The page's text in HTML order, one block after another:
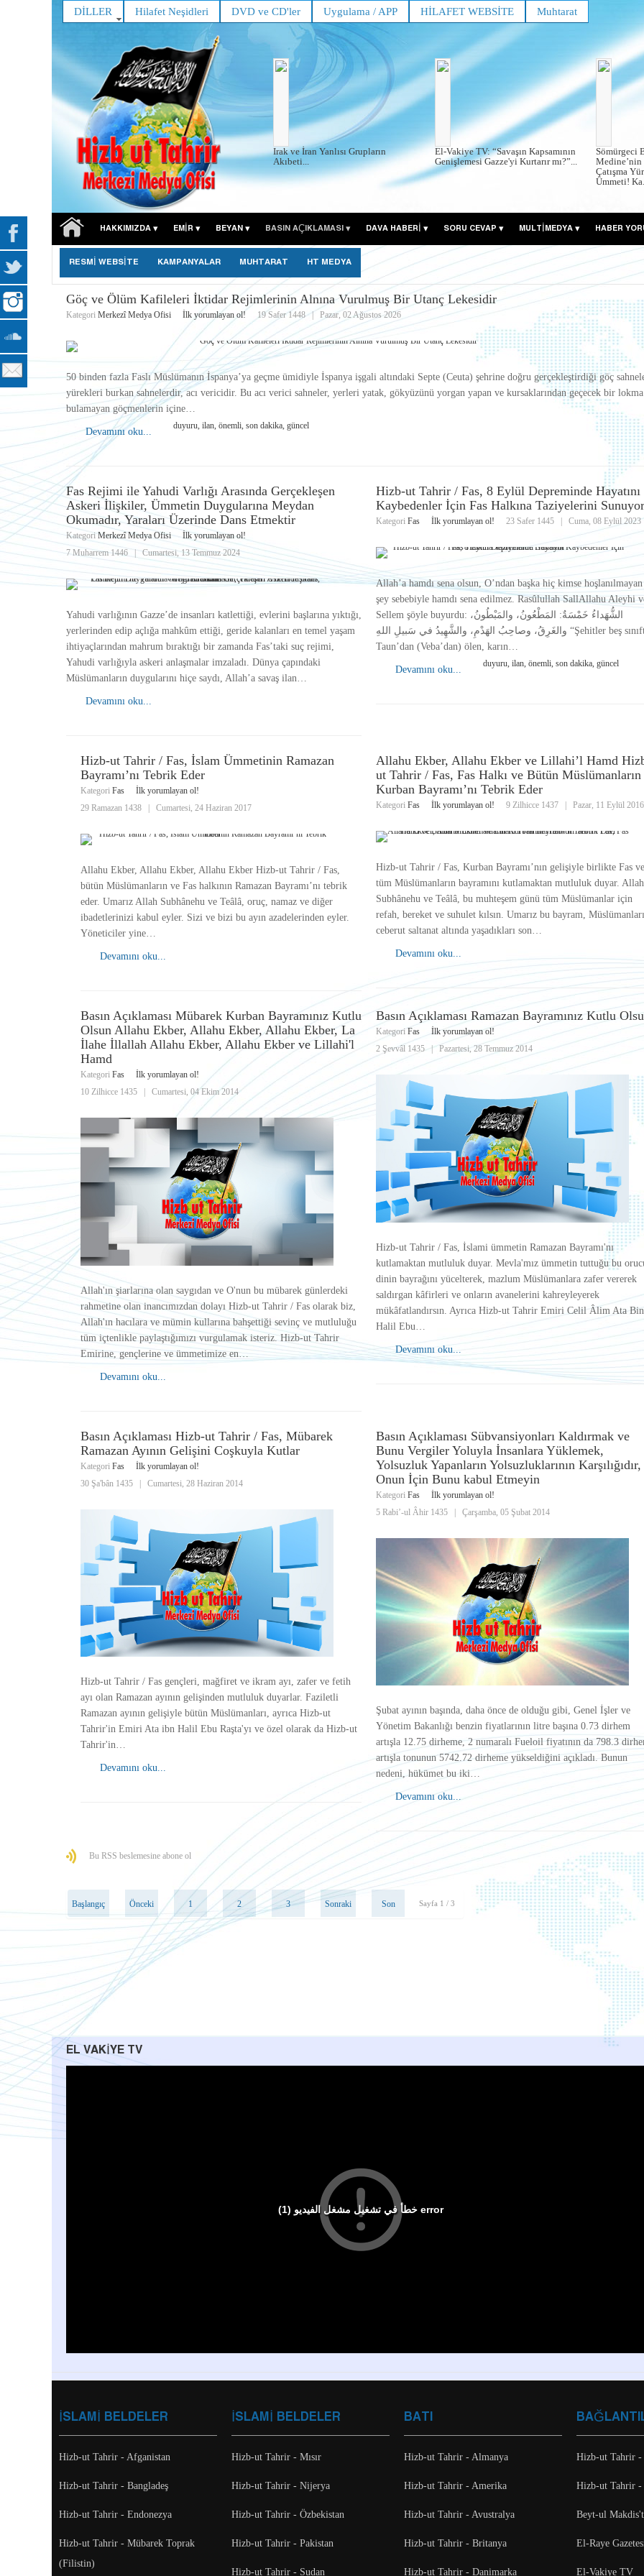
DİLLER Hilafet Neşidleri DVD ve CD'ler Uygulama / APP HİLAFET WEBSİTE Muhtarat
Irak ve İran Yanlısı Grupların
Akıbeti...
El-Vakiye TV: “Savaşın Kapsamının
Genişlemesi Gazze'yi Kurtarır mı?”...
Sömürgeci
Medine’nin
Çatışma
Ümmeti!
HAKKIMIZDA EMIR BEYAN BASIN AÇIKLAMASI DAVA HABERİ SORU CEVAP MULTİMEDYA HABER
RESMİ WEBSİTE KAMPANYALAR MUHTARAT HT MEDYA
Göç ve Ölüm Kafileleri İktidar Rejimlerinin Alnına Vurulmuş Bir Utanç Lekesidir
Kategori Merkezî Medya Ofisi İlk yorumlayan ol! 19 Safer 1448 | Pazar, 02 Ağustos 2026
50 binden fazla Faslı Müslümanın İspanya’ya geçme ümidiyle İspanya işgali altındaki Septe (Ceuta) şehrine doğru gerçekleştirdiği göç
yürekleri burkan sahnelerdir, acı vericidir. Bu acı verici sahneler, yerleri yatak, gökyüzünü yorgan yapan ve kursaklarından geçecek bir lokma
bulamayan göçmenlerin içine…
Devamını oku...
duyuru, ilan, önemli, son dakika, güncel
Fas Rejimi ile Yahudi Varlığı Arasında Gerçekleşen
Askeri İlişkiler, Ümmetin Duygularına Meydan
Okumadır, Yaraları Üzerinde Dans Etmektir
Kategori Merkezî Medya Ofisi
İlk yorumlayan ol!
7 Muharrem 1446
Cumartesi, 13 Temmuz 2024
Yahudi varlığının Gazze’de insanları katlettiği, evlerini başlarına yıktığı,
yerlerinden edip açlığa mahkûm ettiği, geride kalanları en temel yaşam
ihtiyaçlarından mahrum bıraktığı bir zamanda Fas’taki suç rejimi,
Yahudi varlığıyla askeri anlaşmalar imzaladı. Dünya çapındaki
Müslümanların duygularını hiçe saydı, Allah’a savaş ilan…
Devamını oku...
Hizb-ut Tahrir / Fas, 8 Eylül Depreminde Hayatını
Kaybedenler İçin Fas Halkına Taziyelerini Sunuyor
Kategori Fas İlk yorumlayan ol! 23 Safer 1445 |Cuma, 08 Eylül 2023
Allah’a hamdı sena olsun, O’ndan başka hiç kimse
şey sebebiyle hamdı sena edilmez. Rasûlullah SallAllahu Aleyhi
Sellem şöyle buyurdu: الشُّهَداءُ خَمْسَةٌ: المَطْعُونُ، والمَبْطُونُ،
والغَرِقُ، وصاحِبُ الهَدْمِ، والشَّهِيدُ في سَبيلِ اللهِ “Şehitler beş sınıftır:
Taun’dan (Veba’dan) ölen, karın…
Devamını oku...
duyuru, ilan, önemli, son dakika, güncel
Hizb-ut Tahrir / Fas, İslam Ümmetinin Ramazan
Bayramı’nı Tebrik Eder
Kategori Fas
İlk yorumlayan ol!
29 Ramazan 1438
Cumartesi, 24 Haziran 2017
Allahu Ekber, Allahu Ekber, Allahu Ekber Hizb-ut Tahrir / Fas,
bütün Müslümanların ve Fas halkının Ramazan Bayramı’nı tebrik
eder. Umarız Allah Subhânehu ve Teâlâ, oruç, namaz ve diğer
ibadetlerinizi kabul eyler. Sizi ve bizi bu ayın azadelerinden eyler.
Yöneticiler yine…
Devamını oku...
Allahu Ekber, Allahu Ekber ve Lillahi’l Hamd
ut Tahrir / Fas, Fas Halkı ve Bütün Müslümanların
Kurban Bayramı’nı Tebrik Eder
Kategori Fas İlk yorumlayan ol! 9 Zilhicce 1437 |Pazar, 11 Eylül 2016
Hizb-ut Tahrir / Fas, Kurban Bayramı’nın gelişiyle birlikte Fas ve
tüm Müslümanların bayramını kutlamaktan mutluluk duyar. Allah
Subhânehu ve Teâlâ, bu muhteşem günü tüm Müslümanlar için
refah, bereket ve suhulet kılsın. Umarız bu bayram,
ceberut saltanat altında yaşadıkları son…
Devamını oku...
Basın Açıklaması Mübarek Kurban Bayramınız Kutlu
Olsun Allahu Ekber, Allahu Ekber, Allahu Ekber, La
İlahe İllallah Allahu Ekber, Allahu Ekber ve Lillahi'l
Hamd
Kategori Fas
İlk yorumlayan ol!
10 Zilhicce 1435
Cumartesi, 04 Ekim 2014
Allah'ın şiarlarına olan saygıdan ve O'nun bu mübarek günlerdeki
rahmetine olan inancımızdan dolayı Hizb-ut Tahrir / Fas olarak biz,
Allah'ın hacılara ve mümin kullarına bahşettiği sevinç ve mutluluğu
tüm içtenlikle paylaştığımızı vurgulamak isteriz. Hizb-ut Tahrir
Emirine, gençlerine ve ümmetimize en…
Devamını oku...
Basın Açıklaması Ramazan Bayramınız Kutlu
Kategori Fas
İlk yorumlayan ol!
2 Şevvâl 1435 |Pazartesi, 28 Temmuz 2014
Hizb-ut Tahrir / Fas, İslami ümmetin Ramazan Bayramı'nı
kutlamaktan mutluluk duyar. Mevla'mız ümmetin tuttuğu bu
dinin bayrağını yücelterek, mazlum Müslümanlara zafer vererek
saldırgan kâfirleri ve onların avanelerini kahreyleyerek
mükâfatlandırsın. Ayrıca Hizb-ut Tahrir Emiri Celil Âlim Ata Bin
Halil Ebu…
Devamını oku...
Basın Açıklaması Hizb-ut Tahrir / Fas, Mübarek
Ramazan Ayının Gelişini Coşkuyla Kutlar
Kategori Fas
İlk yorumlayan ol!
30 Şa'bân 1435
| Cumartesi, 28 Haziran 2014
Hizb-ut Tahrir / Fas gençleri, mağfiret ve ikram ayı, zafer ve fetih
ayı olan Ramazan ayının gelişinden mutluluk duyarlar. Faziletli
Ramazan ayının gelişiyle bütün Müslümanları, ayrıca Hizb-ut
Tahrir'in Emiri Ata ibn Halil Ebu Raşta'yı ve özel olarak da Hizb-ut
Tahrir'in…
Devamını oku...
Basın Açıklaması Sübvansiyonları Kaldırmak ve
Bunu Vergiler Yoluyla İnsanlara Yüklemek,
Yolsuzluk Yapanların Yolsuzluklarının Karşılığıdır,
Onun İçin Bunu kabul Etmeyin
Kategori Fas
İlk yorumlayan ol!
5 Rabi’-ul Âhir 1435
|Çarşamba, 05 Şubat 2014
Şubat ayının başında, daha önce de olduğu gibi, Genel İşler ve
Yönetim Bakanlığı benzin fiyatlarının litre başına 0.73 dirhem
artışla 12.75 dirheme, 2 numaralı Fueloil fiyatının da 798.3
artışla tonunun 5742.72 dirheme yükseldiğini açıkladı. Bunun
nedeni, hükümet bu iki…
Devamını oku...
Bu RSS beslemesine abone ol
Başlangıç Önceki 1 2 3 Sonraki Son Sayfa 1 / 3
EL VAKIYE TV
Hizb-ut Tahrir -
Hizb-ut Tahrir -
Beyt-ul
El-Raye
El-Vakiye TV
BATI
Hizb-ut Tahrir - Almanya
Hizb-ut Tahrir - Amerika
Hizb-ut Tahrir - Avustralya
Hizb-ut Tahrir - Britanya
Hizb-ut Tahrir - Danimarka
İSLAMİ BELDELER
Hizb-ut Tahrir - Mısır
Hizb-ut Tahrir - Nijerya
Hizb-ut Tahrir - Özbekistan
Hizb-ut Tahrir - Pakistan
Hizb-ut Tahrir - Sudan
İSLAMİ BELDELER
Hizb-ut Tahrir - Afganistan
Hizb-ut Tahrir - Bangladeş
Hizb-ut Tahrir - Endonezya
Hizb-ut Tahrir - Mübarek Toprak
(Filistin)